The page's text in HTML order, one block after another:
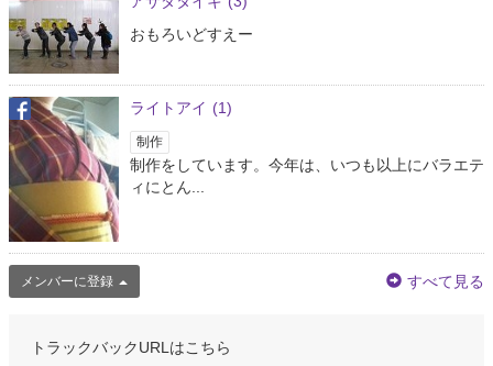
おもろいどすえー
ライトアイ (1)
制作
制作をしています。今年は、いつも以上にバラエテ
ィにとん...
メンバーに登録 すべて見る
トラックバックURLはこちら